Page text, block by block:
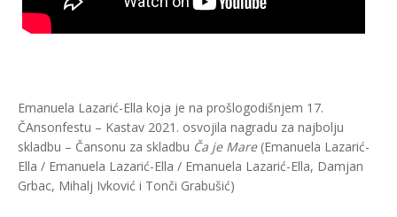
Emanuela Lazarić-Ella koja je na prošlogodišnjem 17.
ČAnsonfestu – Kastav 2021. osvojila nagradu za najbolju
skladbu – Čansonu za skladbu Ča je Mare(Emanuela Lazarić-
Ella / Emanuela Lazarić-Ella / Emanuela Lazarić-Ella, Damjan
Grbac, Mihalj Ivković i Tonči Grabušić)